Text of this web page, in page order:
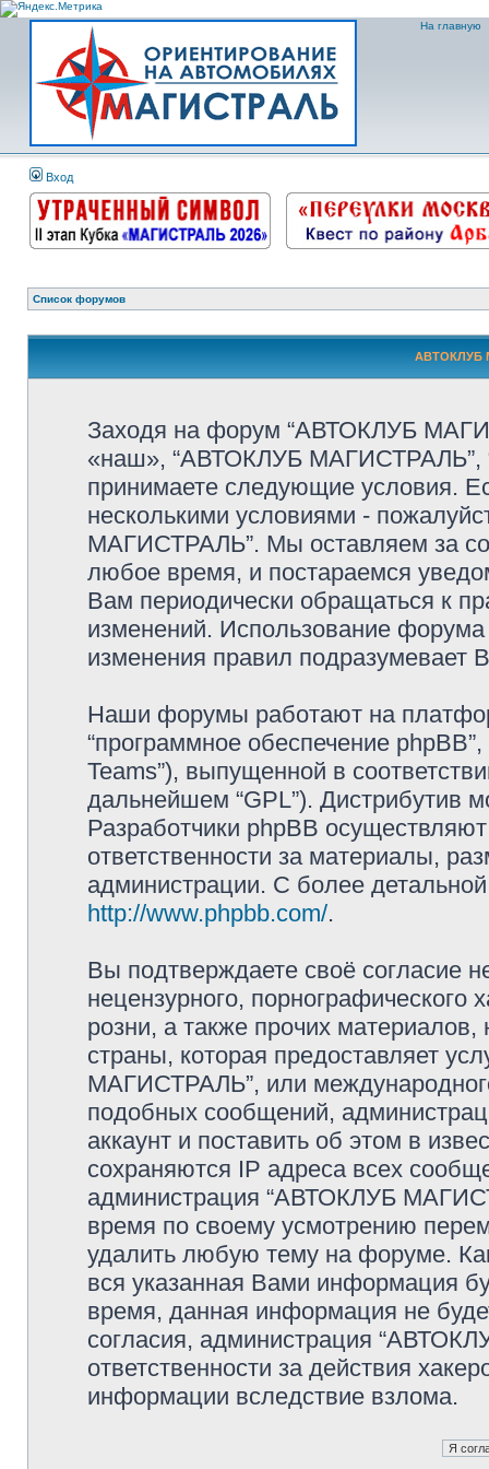
На главную
Вход
Список форумов
АВТОКЛУБ
Заходя на форум “АВТОКЛУБ
«наш», “АВТОКЛУБ МАГИСТРАЛЬ”,
принимаете следующие условия.
несколькими условиями -
МАГИСТРАЛЬ”. Мы оставляем за
любое время, и постараемся
Вам периодически обращаться к
изменений. Использование
изменения правил подразумевает
Наши форумы работают на
“программное обеспечение
Teams”), выпущенной в
дальнейшем “GPL”). Дистрибутив
Разработчики phpBB
ответственности за материалы,
администрации. С более
http://www.phpbb.com/.
Вы подтверждаете своё согласие
нецензурного, порнографического
розни, а также прочих
страны, которая предоставляет
МАГИСТРАЛЬ”, или
подобных сообщений,
аккаунт и поставить об этом в
сохраняются IP адреса всех
администрация “АВТОКЛУБ
время по своему усмотрению
удалить любую тему на форуме.
вся указанная Вами информация
время, данная информация не
согласия, администрация
ответственности за действия
информации вследствие взлома.